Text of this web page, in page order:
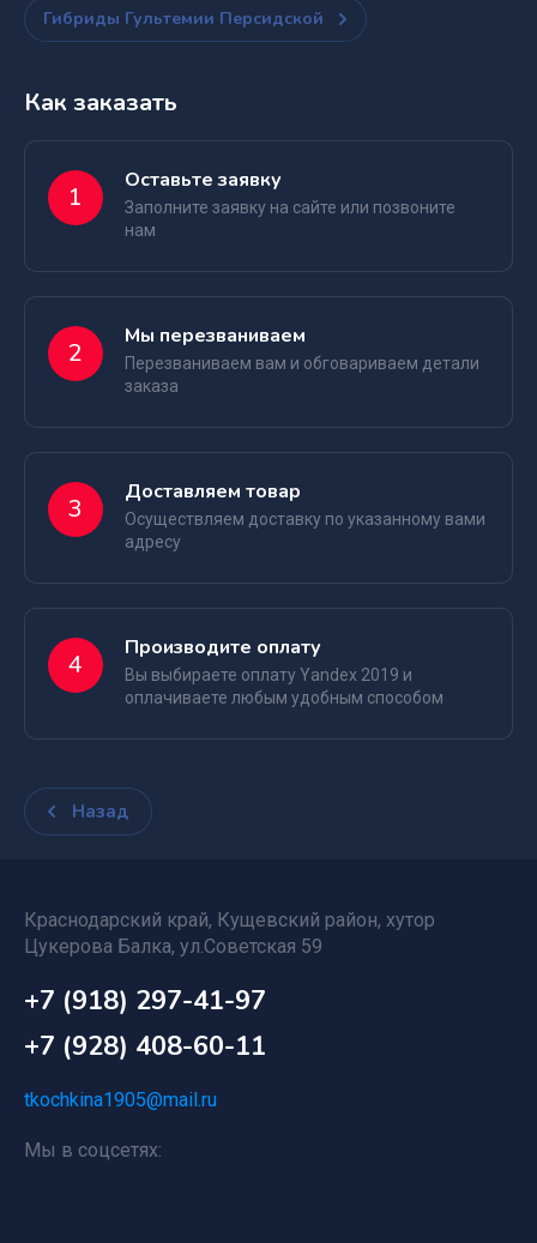
Гибриды Гультемии Персидской
Как заказать
1
Оставьте заявку
Заполните заявку на сайте или позвоните
нам
2
Мы перезваниваем
Перезваниваем вам и обговариваем детали
заказа
3
Доставляем товар
Осуществляем доставку по указанному вами
адресу
4
Производите оплату
Вы выбираете оплату Yandex 2019 и
оплачиваете любым удобным способом
Назад
Краснодарский край, Кущевский район, хутор
Цукерова Балка, ул.Советская 59
+7 (918) 297-41-97
+7 (928) 408-60-11
tkochkina1905@mail.ru
Мы в соцсетях: